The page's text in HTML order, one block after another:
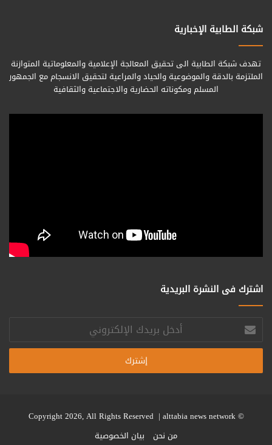
شبكة الطابية الإخبارية
تهدف شبكة الطابية الى تحقيق المعالجة الإعلامية والمعلوماتية المتوازنة
الملتزمة بالدقة والموضوعية والحياد والمراعية لتحقيق الانسجام مع الجمهور
المسلم ومكوناته الحضارية والاجتماعية والثقافية
اشترك فى النشرة البريدية
أدخل
بريدك
الإلكتروني
© Copyright 2026, All Rights Reserved |
alttabia news network
من نحن
بيان الخصوصية